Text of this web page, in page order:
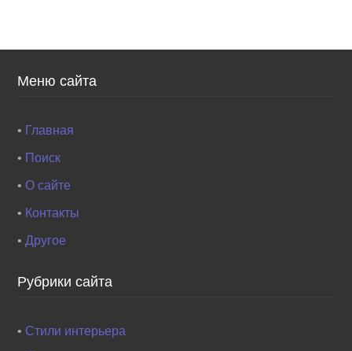
Меню сайта
• Главная
• Поиск
•О сайте
• Контакты
•Другое
Рубрики сайта
•Стили интерьера